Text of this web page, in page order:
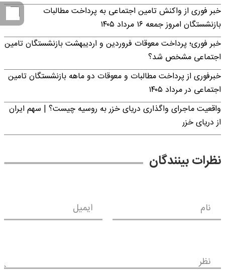
خبر فوری از واکنش تامین اجتماعی به پرداخت مطالبات
بازنشستگان امروز جمعه ۱۶ مرداد ۱۴۰۵
خبر فوری؛ پرداخت معوقات فروردین و اردیبهشت بازنشستگان تامین
اجتماعی مشخص شد؟
خبرفوری از پرداخت مطالبات و معوقات دو ماهه بازنشستگان تامین
اجتماعی در مرداد ۱۴۰۵
واقعیت ماجرای واگذاری دریای خزر به روسیه چیست؟ | سهم ایران
از دریای خزر
نظرات بینندگان
نام ایمیل
نظر